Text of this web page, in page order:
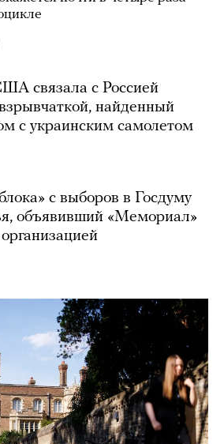
связала с Россией
найденный
с украинским самолетом
с выборов в Госдуму
объявивший «Мемориал»